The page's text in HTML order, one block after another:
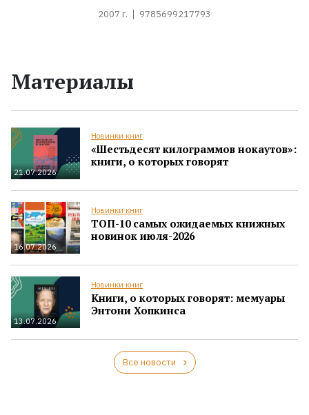
2007 г. 9785699217793
Материалы
21.07.2026
Новинки книг
«Шестьдесят килограммов нокаутов»:
книги, о которых говорят
16.07.2026
Новинки книг
ТОП-10 самых ожидаемых книжных
новинок июля-2026
13.07.2026
Новинки книг
Книги, о которых говорят: мемуары
Энтони Хопкинса
Все новости